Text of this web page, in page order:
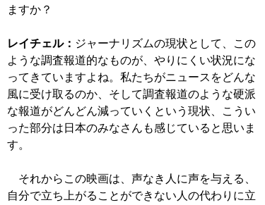
ますか？
レイチェル： ジャーナリズムの現状として、この
ような調査報道的なものが、やりにくい状況にな
ってきていますよね。私たちがニュースをどんな
風に受け取るのか、そして調査報道のような硬派
な報道がどんどん減っていくという現状、こうい
った部分は日本のみなさんも感じていると思いま
す。
それからこの映画は、声なき人に声を与える、
自分で立ち上がることができない人の代わりに立